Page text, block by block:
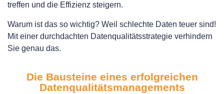
treffen und die Effizienz steigern.
Warum ist das so wichtig? Weil schlechte Daten teuer sind!
Mit einer durchdachten Datenqualitätsstrategie verhindern
Sie genau das.
Die Bausteine eines erfolgreichen
Datenqualitätsmanagements